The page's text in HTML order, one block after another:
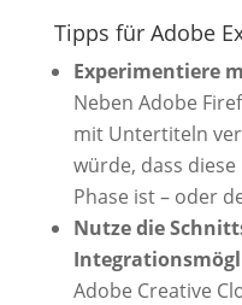
Tipps für Adobe
Experimentiere
Neben Adobe
mit Untertiteln
würde, dass
Phase ist – oder
Nutze die
Adobe Creative